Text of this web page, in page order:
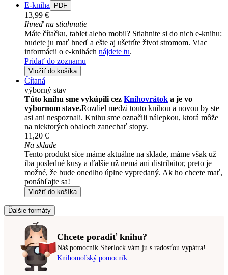
E-kniha PDF
13,99 €
Ihneď na stiahnutie
Máte čítačku, tablet alebo mobil? Stiahnite si do nich e-knihu:
budete ju mať hneď a ešte aj ušetríte život stromom. Viac
informácii o e-knihách nájdete tu.
Pridať do zoznamu
Vložiť do košíka
Čítaná
výborný stav
Túto knihu sme vykúpili cez Knihovrátok a je vo
výbornom stave.Rozdiel medzi touto knihou a novou by ste
asi ani nespoznali. Knihu sme označili nálepkou, ktorá môže
na niektorých obaloch zanechať stopy.
11,20 €
Na sklade
Tento produkt síce máme aktuálne na sklade, máme však už
iba posledné kusy a ďalšie už nemá ani distribútor, preto je
možné, že bude onedlho úplne vypredaný. Ak ho chcete mať,
ponáhľajte sa!
Vložiť do košíka
Ďalšie formáty
Chcete poradiť knihu?
Náš pomocník Sherlock vám ju s radosťou vypátra!
Knihomoľský pomocník